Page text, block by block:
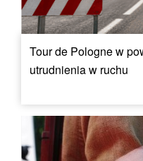
Tour de Pologne w
utrudnienia w ruchu